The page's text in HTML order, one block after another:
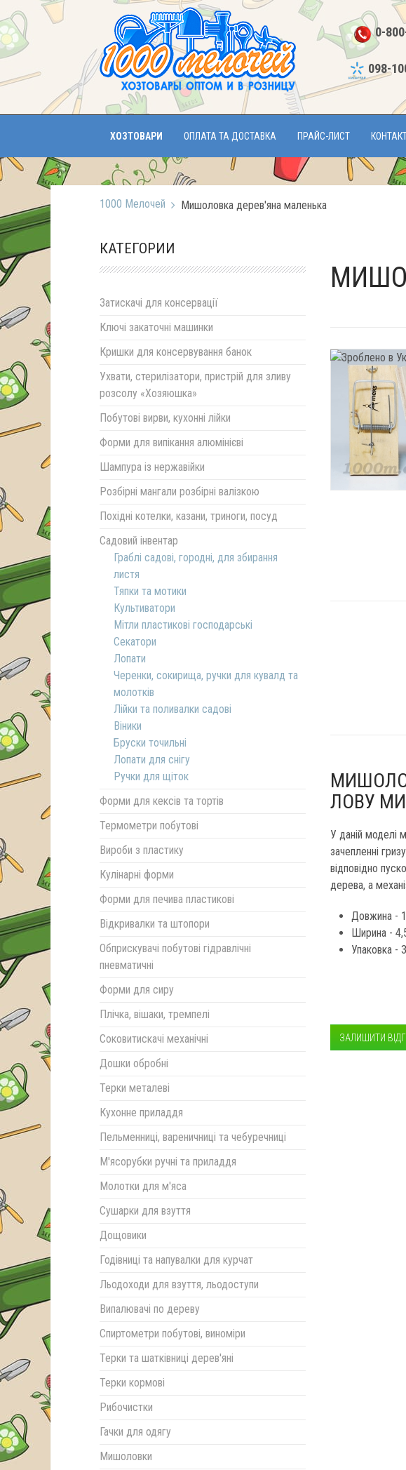
0-
098-
ХОЗТОВАРИ ОПЛАТА ТА ДОСТАВКА ПРАЙС-ЛИСТ
1000 Мелочей Мишоловка дерев'яна маленька
ЛОВУ
У даній моделі
зачепленні
відповідно
дерева, а
Довжина -
Ширина -
Упаковка -
ЗАЛИШИТИ
КАТЕГОРИИ
Затискачі для консервації
Ключі закаточні машинки
Кришки для консервування банок
Ухвати, стерилізатори, пристрій для зливу
розсолу «Хозяюшка»
Побутові вирви, кухонні лійки
Форми для випікання алюмінієві
Шампура із нержавійки
Розбірні мангали розбірні валізкою
Похідні котелки, казани, триноги, посуд
Садовий інвентар
Граблі садові, городні, для збирання
листя
Тяпки та мотики
Культиватори
Мітли пластикові господарські
Секатори
Лопати
Черенки, сокирища, ручки для кувалд та
молотків
Лійки та поливалки садові
Віники
Бруски точильні
Лопати для снігу
Ручки для щіток
Форми для кексів та тортів
Термометри побутові
Вироби з пластику
Кулінарні форми
Форми для печива пластикові
Відкривалки та штопори
Обприскувачі побутові гідравлічні
пневматичні
Форми для сиру
Плічка, вішаки, тремпелі
Соковитискачі механічні
Дошки обробні
Терки металеві
Кухонне приладдя
Пельменниці, вареничниці та чебуречниці
М'ясорубки ручні та приладдя
Молотки для м'яса
Сушарки для взуття
Дощовики
Годівниці та напувалки для курчат
Льодоходи для взуття, льодоступи
Випалювачі по дереву
Спиртометри побутові, виноміри
Терки та шатківниці дерев'яні
Терки кормові
Рибочистки
Гачки для одягу
Мишоловки